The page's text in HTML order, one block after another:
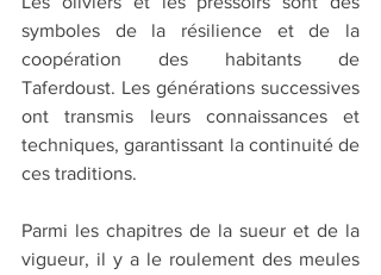
symboles de la résilience et de la
coopération des habitants de
Taferdoust. Les générations successives
ont transmis leurs connaissances et
techniques, garantissant la continuité de
ces traditions.
Parmi les chapitres de la sueur et de la
vigueur, il y a le roulement des meules